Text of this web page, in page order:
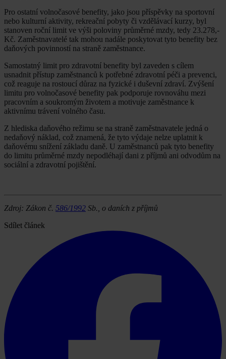
Pro ostatní volnočasové benefity, jako jsou příspěvky na sportovní
nebo kulturní aktivity, rekreační pobyty či vzdělávací kurzy, byl
stanoven roční limit ve výši poloviny průměrné mzdy, tedy 23.278,-
Kč. Zaměstnavatelé tak mohou nadále poskytovat tyto benefity bez
daňových povinností na straně zaměstnance.
Samostatný limit pro zdravotní benefity byl zaveden s cílem
usnadnit přístup zaměstnanců k potřebné zdravotní péči a prevenci,
což reaguje na rostoucí důraz na fyzické i duševní zdraví. Zvýšení
limitu pro volnočasové benefity pak podporuje rovnováhu mezi
pracovním a soukromým životem a motivuje zaměstnance k
aktivnímu trávení volného času.
Z hlediska daňového režimu se na straně zaměstnavatele jedná o
nedaňový náklad, což znamená, že tyto výdaje nelze uplatnit k
daňovému snížení základu daně. U zaměstnanců pak tyto benefity
do limitu průměrné mzdy nepodléhají dani z příjmů ani odvodům na
sociální a zdravotní pojištění.
Zdroj: Zákon č. 586/1992 Sb., o daních z příjmů
Sdílet článek